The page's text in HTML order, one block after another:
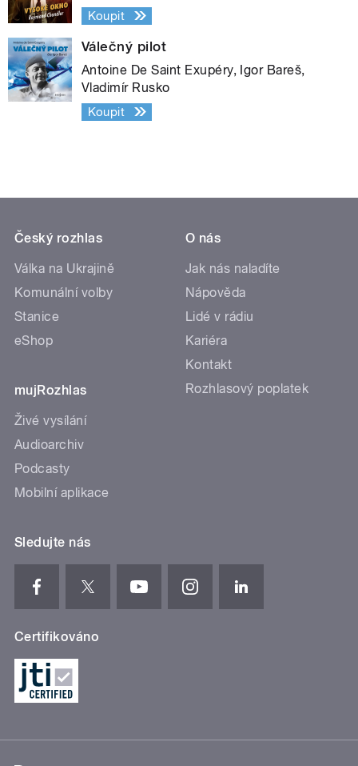
Koupit
Válečný pilot
Antoine De Saint Exupéry, Igor Bareš,
Vladimír Rusko
Koupit
Český rozhlas
Válka na Ukrajině
Komunální volby
Stanice
eShop
mujRozhlas
Živé vysílání
Audioarchiv
Podcasty
Mobilní aplikace
O nás
Jak nás naladíte
Nápověda
Lidé v rádiu
Kariéra
Kontakt
Rozhlasový poplatek
Sledujte nás
Certifikováno